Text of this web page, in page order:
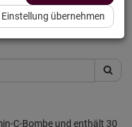
C-Bombe und enthält 30
Einstellung übernehmen